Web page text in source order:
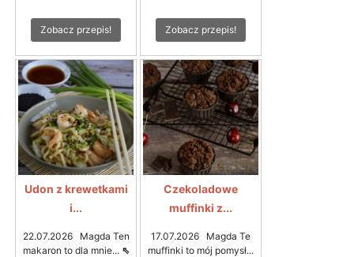
Zobacz przepis! Zobacz przepis!
Udon z krewetkami
i...
22.07.2026 Magda Ten
makaron to dla mnie... ⇖
Czekoladowe
muffinki z...
17.07.2026 Magda Te
muffinki to mój pomysł...